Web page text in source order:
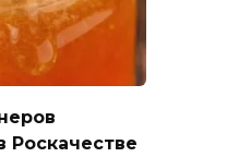
Роскачестве